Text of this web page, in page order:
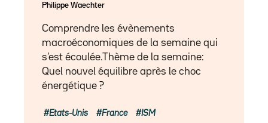
Philippe Waechter
Comprendre les évènements
macroéconomiques de la semaine qui
s’est écoulée.Thème de la semaine:
Quel nouvel équilibre après le choc
énergétique ?
Etats-Unis France
ISM